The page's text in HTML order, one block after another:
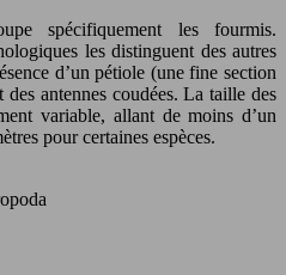
spécifiquement les fourmis.
les distinguent des autres
d’un pétiole (une fine section
antennes coudées. La taille des
variable, allant de moins d’un
pour certaines espèces.